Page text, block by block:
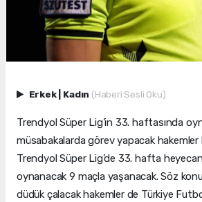
Erkek Kadın (Haberi Sesli Oku)
Trendyol Süper Lig’in 33. haftasında
müsabakalarda görev yapacak hakemler
Trendyol Süper Lig’de 33. hafta
oynanacak 9 maçla yaşanacak. Söz
düdük çalacak hakemler de Türkiye